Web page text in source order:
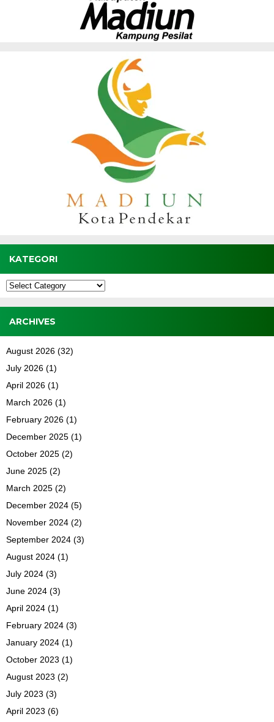
KATEGORI
Kategori
ARCHIVES
August 2026 (32)
July 2026 (1)
April 2026 (1)
March 2026 (1)
February 2026 (1)
December 2025 (1)
October 2025 (2)
June 2025 (2)
March 2025 (2)
December 2024 (5)
November 2024 (2)
September 2024 (3)
August 2024 (1)
July 2024 (3)
June 2024 (3)
April 2024 (1)
February 2024 (3)
January 2024 (1)
October 2023 (1)
August 2023 (2)
July 2023 (3)
April 2023 (6)